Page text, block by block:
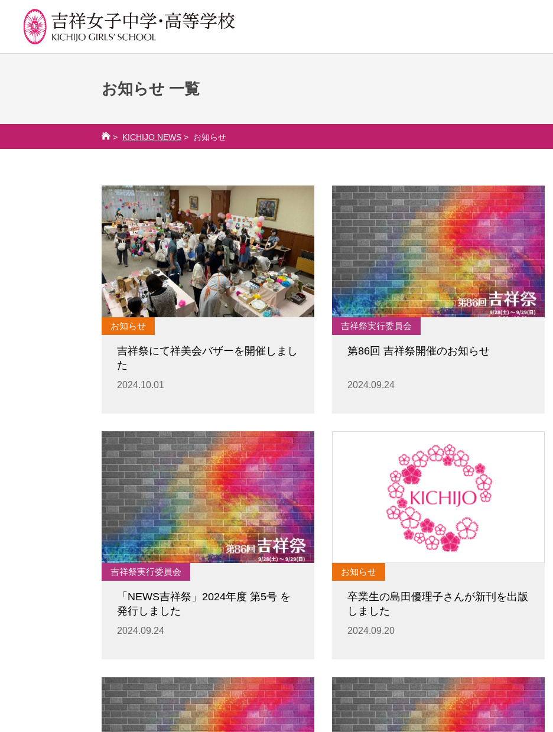
沿革
八王子キャンパス
災害への対策
学校紹介動画
祥美会（保護者の会）・
淑美会（卒業生の会）
サポーターズサイト（寄
吉祥での学び
授業、各教科の取り組み
強合宿
ライフスキルプログラム
芸術教育
課外授業
図書館教育
ICT機器の活用
年間行事
学校生活Q&A
生徒居住地・通学時間
進路プログラム
卒業生の活躍
1年留学の制度
本校の姉妹校・友好校
入試結果
入試問題
入試Q&A
保護者の方へ 在校生の方へ 卒業生及び卒業生保護者の方へ
お知らせ 一覧
> KICHIJO NEWS > お知らせ
お知らせ
吉祥祭にて祥美会バザーを開催しまし
た
2024.10.01
吉祥祭実行委員会
第86回 吉祥祭開催のお知らせ
2024.09.24
吉祥祭実行委員会
「NEWS吉祥祭」2024年度 第5号 を
発行しました
2024.09.24
お知らせ
卒業生の島田優理子さんが新刊を出版
しました
2024.09.20